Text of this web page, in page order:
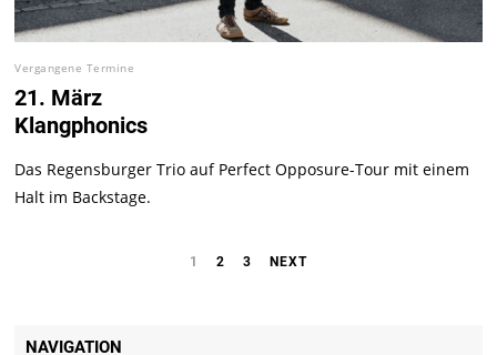
Vergangene Termine
21. März
Klangphonics
Das Regensburger Trio auf Perfect Opposure-Tour mit einem
Halt im Backstage.
1 2 3 NEXT
NAVIGATION